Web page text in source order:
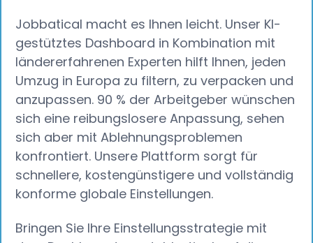
Jobbatical macht es Ihnen leicht. Unser KI-
gestütztes Dashboard in Kombination mit
ländererfahrenen Experten hilft Ihnen, jeden
Umzug in Europa zu filtern, zu verpacken und
anzupassen. 90 % der Arbeitgeber wünschen
sich eine reibungslosere Anpassung, sehen
sich aber mit Ablehnungsproblemen
konfrontiert. Unsere Plattform sorgt für
schnellere, kostengünstigere und vollständig
konforme globale Einstellungen.
Bringen Sie Ihre Einstellungsstrategie mit